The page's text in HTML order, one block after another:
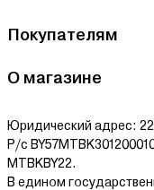
Покупателям
О магазине
Юридический адрес:
Р/с
MTBKBY22.
В едином